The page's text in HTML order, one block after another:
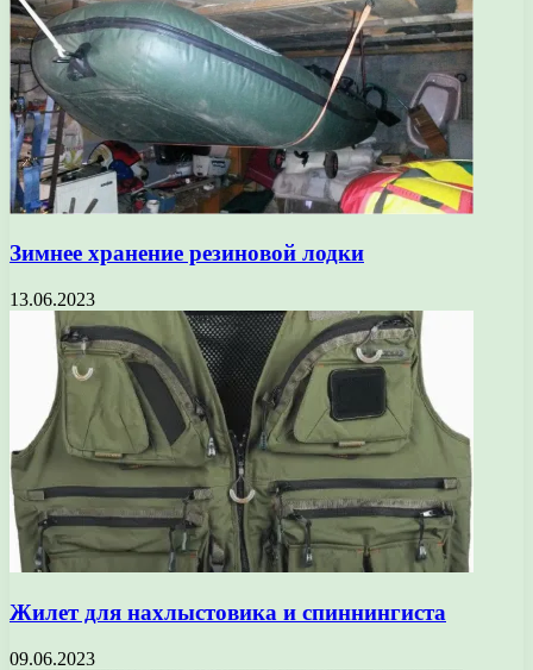
Зимнее хранение резиновой лодки
13.06.2023
Жилет для нахлыстовика и спиннингиста
09.06.2023